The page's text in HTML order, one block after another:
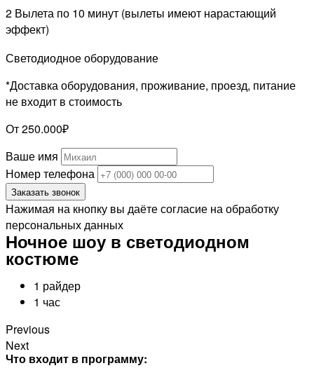
2 Вылета по 10 минут (вылеты имеют нарастающий
эффект)
Светодиодное оборудование
*Доставка оборудования, проживание, проезд, питание
не входит в стоимость
От 250.000₽
Ваше имя
Номер телефона
Заказать звонок
Нажимая на кнопку вы даёте согласие на обработку
персональных данных
Ночное шоу в светодиодном
костюме
1 райдер
1 час
Previous
Next
Что входит в программу: